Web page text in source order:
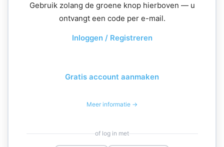
Gebruik zolang de groene knop hierboven — u
ontvangt een code per e-mail.
Inloggen / Registreren
Gratis account aanmaken
Meer informatie →
of log in met